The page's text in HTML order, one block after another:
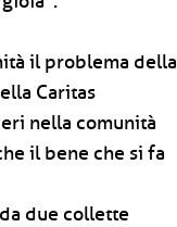
il problema della
Caritas
nella comunità
il bene che si fa
due collette